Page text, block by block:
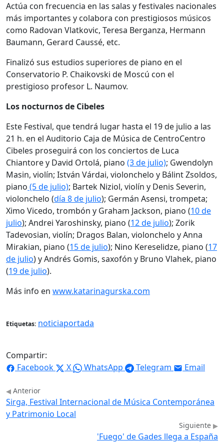
Actúa con frecuencia en las salas y festivales nacionales
más importantes y colabora con prestigiosos músicos
como Radovan Vlatkovic, Teresa Berganza, Hermann
Baumann, Gerard Caussé, etc.
Finalizó sus estudios superiores de piano en el
Conservatorio P. Chaikovski de Moscú con el
prestigioso profesor L. Naumov.
Los nocturnos de Cibeles
Este Festival, que tendrá lugar hasta el 19 de julio a las
21 h. en el Auditorio Caja de Música de CentroCentro
Cibeles proseguirá con los conciertos de Luca
Chiantore y David Ortolá, piano (3 de julio); Gwendolyn
Masin, violín; István Várdai, violonchelo y Bálint Zsoldos,
piano (5 de julio); Bartek Niziol, violín y Denis Severin,
violonchelo (día 8 de julio); Germán Asensi, trompeta;
Ximo Vicedo, trombón y Graham Jackson, piano (10 de
julio); Andrei Yaroshinsky, piano (12 de julio); Zorik
Tadevosian, violín; Dragos Balan, violonchelo y Anna
Mirakian, piano (15 de julio); Nino Kereselidze, piano (17
de julio) y Andrés Gomis, saxofón y Bruno Vlahek, piano
(19 de julio).
Más info en www.katarinagurska.com
Etiquetas: noticiaportada
Compartir:
Facebook
X WhatsApp Telegram Email
Anterior
Sirga, Festival Internacional de Música Contemporánea
y Patrimonio Local
Siguiente
'Fuego' de Gades llega a España